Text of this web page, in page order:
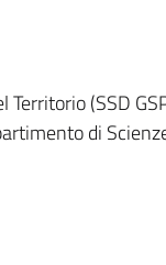
Territorio (SSD
di